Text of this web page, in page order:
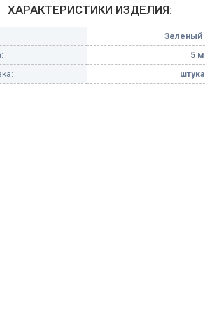
Небесные фонарики
ХАРАКТЕРИСТИКИ ИЗДЕЛИЯ:
Зеленый
5 м
штука